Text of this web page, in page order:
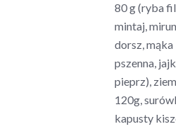
80 g (ryba
mintaj,
dorsz, mąka
pszenna,
pieprz),
120g,
kapusty